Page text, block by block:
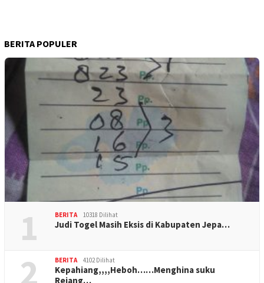
BERITA POPULER
1 BERITA 10318 Dilihat
Judi Togel Masih Eksis di Kabupaten Jepa…
2 BERITA 4102 Dilihat
Kepahiang,,,,Heboh……Menghina suku
Rejang…